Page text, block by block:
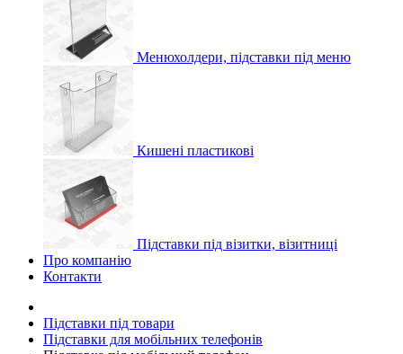
Менюхолдери, підставки під меню
Кишені пластикові
Підставки під візитки, візитниці
Про компанію
Контакти
Підставки під товари
Підставки для мобільних телефонів